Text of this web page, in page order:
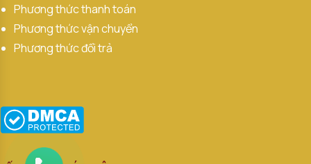
Phương thức thanh toán
Phương thức vận chuyển
Phương thức đổi trả